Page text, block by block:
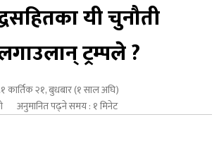
यी चुनौती
ट्रम्पले ?
कार्तिक २१, बुधबार (१ साल अघि)
अनुमानित पढ्ने समय : १ मिनेट